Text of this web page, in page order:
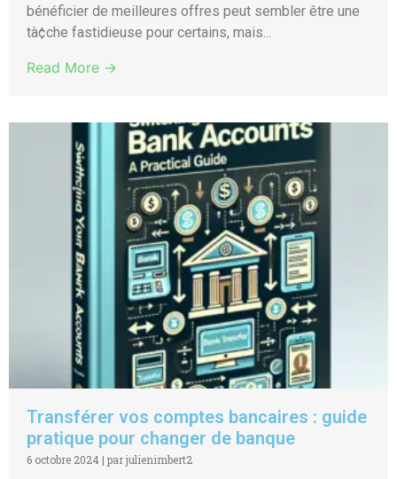
bénéficier de meilleures offres peut sembler être une
tà¢che fastidieuse pour certains, mais...
Read More →
Transférer vos comptes bancaires : guide
pratique pour changer de banque
6 octobre 2024 | par julienimbert2